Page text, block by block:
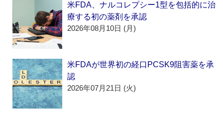
米FDA、ナルコレプシー1型を包括的に治
療する初の薬剤を承認
2026年08月10日 (月)
米FDAが世界初の経口PCSK9阻害薬を承
認
2026年07月21日 (火)